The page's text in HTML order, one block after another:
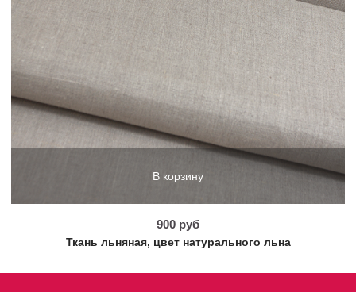
В корзину
900 руб
Ткань льняная, цвет натурального льна